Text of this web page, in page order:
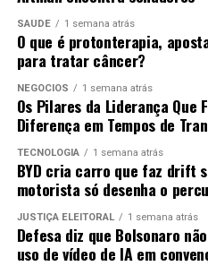
Sexta-feira – 13/02
20h – Caindo na Folia –
Na televisão, a série
de atuação: Owen Cooper
Coadjuvante em Série, e
pela atuação como
assinar a direção da
Com duas estatuetas e forte
internacional, O Agente
um dos grandes
premiações do cinema
Agencia Brasil
O livro autobiográfico que
Marcelo Rubens Paiva, filho
o topo das listas dos mais
Rubens Paiva ganhou novos
recentemente. Por
deste ano a certidão de óbito
corrigida. Na versão original
como “desaparecido
agora que sua morte foi
brasileiro.
SAÚDE 1 semana atrás
O que é protonterapia,
para tratar câncer?
NEGÓCIOS 1 semana atrás
Os Pilares da Liderança Que
Diferença em Tempos de
TECNOLOGIA 1 semana atrás
BYD cria carro que faz drift
motorista só desenha o
JUSTIÇA ELEITORAL 1 semana atrás
Defesa diz que Bolsonaro
uso de vídeo de IA em